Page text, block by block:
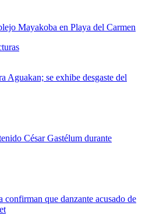
Mayakoba en Playa del Carmen
Aguakan; se exhibe desgaste del
César Gastélum durante
que danzante acusado de